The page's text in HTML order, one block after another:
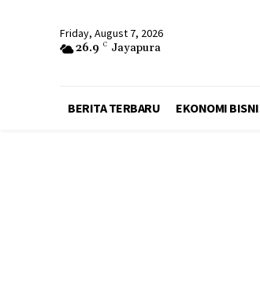
Friday, August 7, 2026
26.9 C Jayapura
BERITA TERBARU EKONOMI